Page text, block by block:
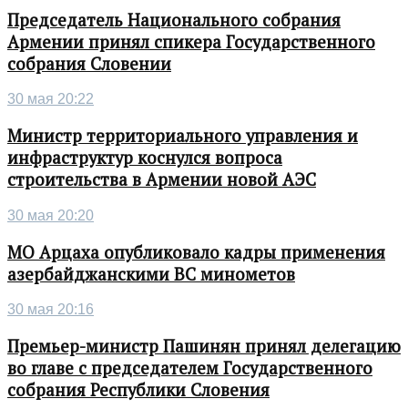
Председатель Национального собрания
Армении принял спикера Государственного
собрания Словении
30 мая 20:22
Министр территориального управления и
инфраструктур коснулся вопроса
строительства в Армении новой АЭС
30 мая 20:20
МО Арцаха опубликовало кадры применения
азербайджанскими ВС минометов
30 мая 20:16
Премьер-министр Пашинян принял делегацию
во главе с председателем Государственного
собрания Республики Словения